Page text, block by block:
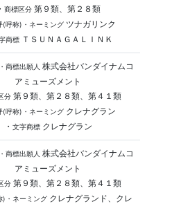
・ 商標区分第９類、第２８類
(呼称)・ネーミングツナガリンク
商標ＴＳＵＮＡＧＡＬＩＮＫ
商標出願人 株式会社バンダイナムコ
アミューズメント
分第９類、第２８類、第４１類
(呼称)・ネーミングクレナグラン
・ 文字商標クレナグラン
商標出願人 株式会社バンダイナムコ
アミューズメント
分第９類、第２８類、第４１類
)・ネーミングクレナグランド、クレ